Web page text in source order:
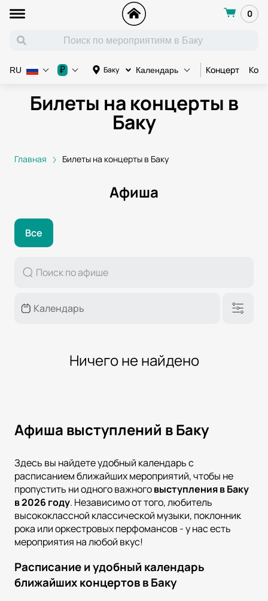
0
Баку Календарь Концерт
RU ₽
Билеты на концерты в
Баку
Главная Билеты на концерты в Баку
Афиша
Все
Ничего не найдено
Афиша выступлений в Баку
Здесь вы найдете удобный календарь с
расписанием ближайших мероприятий, чтобы не
пропустить ни одного важноговыступления в Баку
в2026 году. Независимо от того, любитель
высококлассной классической музыки, поклонник
рока или оркестровых перфомансов - у нас есть
мероприятия на любой вкус!
Расписание и удобный календарь
ближайших концертов в Баку